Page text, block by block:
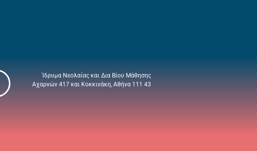
Ίδρυμα Νεολαίας και Δια Βίου Μάθησης
Αχαρνών 417 και Κοκκινάκη, Αθήνα 111 43